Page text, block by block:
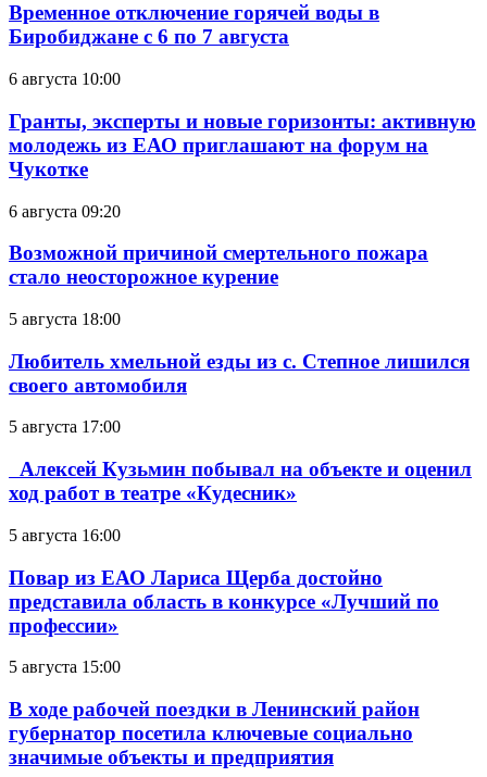
Временное отключение горячей воды в
Биробиджане с 6 по 7 августа
6 августа 10:00
Гранты, эксперты и новые горизонты: активную
молодежь из ЕАО приглашают на форум на
Чукотке
6 августа 09:20
Возможной причиной смертельного пожара
стало неосторожное курение
5 августа 18:00
Любитель хмельной езды из с. Степное лишился
своего автомобиля
5 августа 17:00
Алексей Кузьмин побывал на объекте и оценил
ход работ в театре «Кудесник»
5 августа 16:00
Повар из ЕАО Лариса Щерба достойно
представила область в конкурсе «Лучший по
профессии»
5 августа 15:00
В ходе рабочей поездки в Ленинский район
губернатор посетила ключевые социально
значимые объекты и предприятия